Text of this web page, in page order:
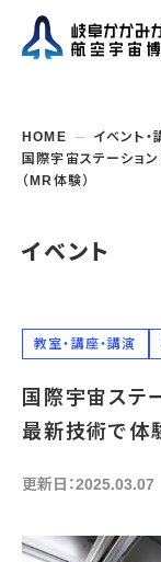
English
中文（简化字）
ご利用案内
開館時間・休館日
交通アクセス
バリアフリー・音声ガ
よくあるご質問
企画展・常設展示
開催中・開催予定の
これまでの企画展
常設展示
航空エリア
屋外展示
開催中・開催予定のイ
教室・講座・講演
ガイドツアー
予約申し込み
博物館としての取
収蔵品検索
地域との連携
福祉団体
HOME イベント・
国際宇宙ステーション
（MR体験）
イベント
教室・講座・講演
国際宇宙ステ
最新技術で体
更新日：2025.03.07